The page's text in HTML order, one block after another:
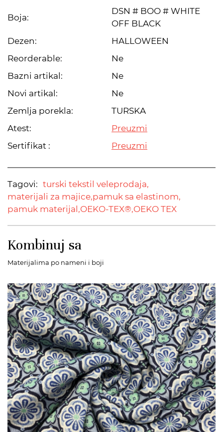
Boja:
DSN # BOO # WHITE
OFF BLACK
Dezen:
HALLOWEEN
Reorderable:
Ne
Bazni artikal:
Ne
Novi artikal:
Ne
Zemlja porekla:
TURSKA
Atest:
Preuzmi
Sertifikat :
Preuzmi
Tagovi: turski tekstil veleprodaja,
materijali za majice,pamuk sa elastinom,
pamuk materijal,OEKO-TEX®,OEKO TEX
Kombinuj sa
Materijalima po nameni i boji